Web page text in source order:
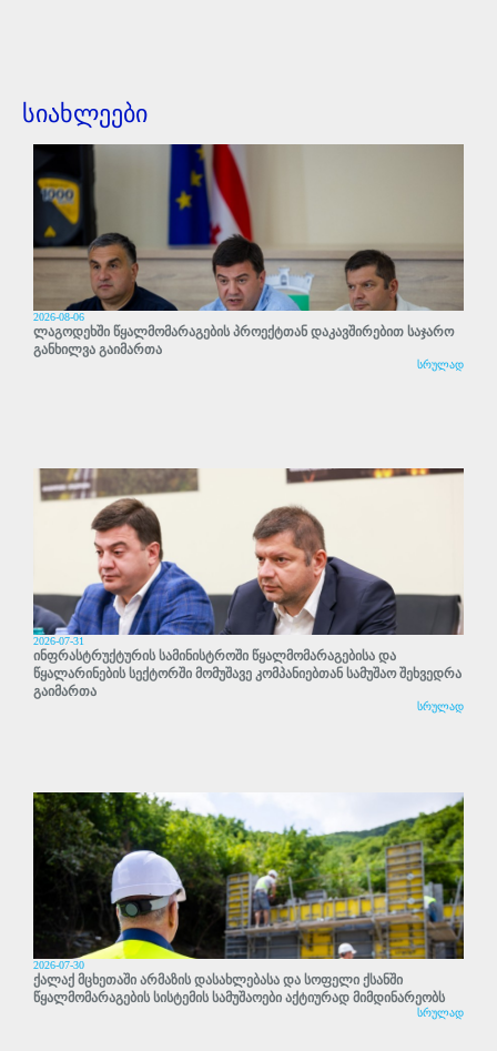
სიახლეები
2026-08-06
ლაგოდეხში წყალმომარაგების პროექტთან დაკავშირებით საჯარო
განხილვა გაიმართა
სრულად
2026-07-31
ინფრასტრუქტურის სამინისტროში წყალმომარაგებისა და
წყალარინების სექტორში მომუშავე კომპანიებთან სამუშაო შეხვედრა
გაიმართა
სრულად
2026-07-30
ქალაქ მცხეთაში არმაზის დასახლებასა და სოფელი ქსანში
წყალმომარაგების სისტემის სამუშაოები აქტიურად მიმდინარეობს
სრულად